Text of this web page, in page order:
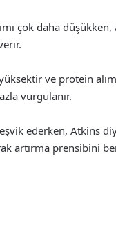
çok daha
ve protein
vurgulanır.
ederken, Atkins
artırma prensibini